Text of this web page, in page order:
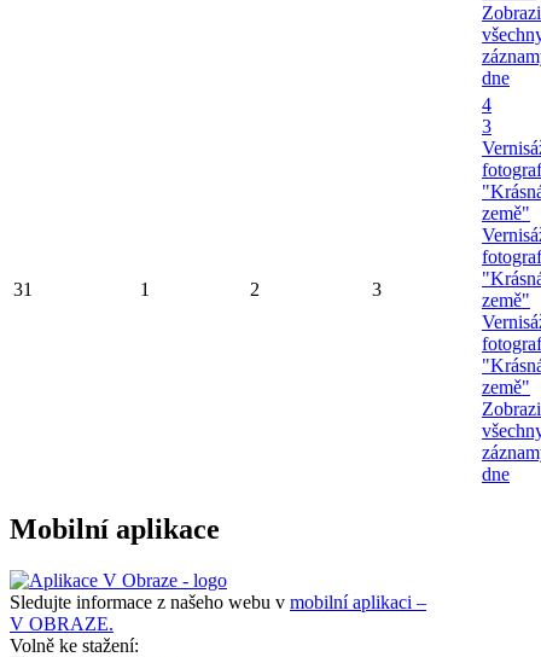
dne
31 1 2 3
4
3
země"
země"
země"
dne
Mobilní aplikace
Sledujte informace z našeho webu v mobilní aplikaci –
V OBRAZE.
Volně ke stažení: